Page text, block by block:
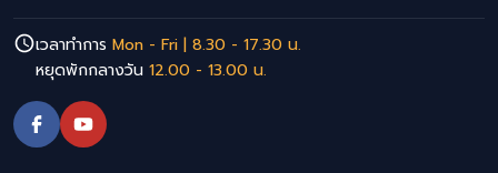
เวลาทำการ Mon - Fri | 8.30 - 17.30 น.
หยุดพักกลางวัน 12.00 - 13.00 น.